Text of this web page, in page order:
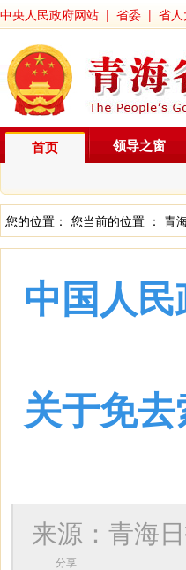
中央人民政府网站 | 省委 | 省
首页 领导之窗
您的位置： 您当前的位置 ： 青
中国人
关于免
来源：青海
分享